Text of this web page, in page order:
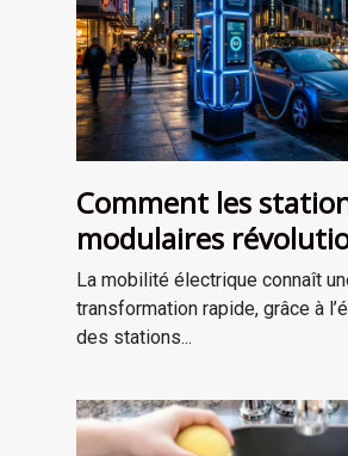
Comment les
modulaires
la charge des
électriques ?
La mobilité électrique connaît
transformation rapide, grâce à
des stations...